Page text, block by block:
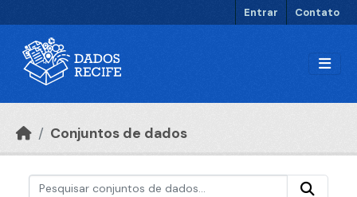
Entrar Contato
Conjuntos de dados